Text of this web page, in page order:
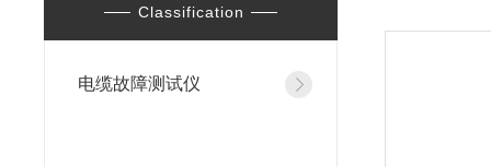
Classification
电缆故障测试仪